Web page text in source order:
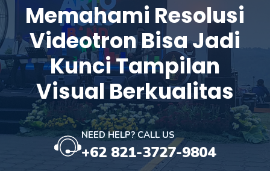
Memahami Resolusi
Videotron Bisa Jadi
Kunci Tampilan
Visual Berkualitas
NEED HELP? CALL US
+62 821-3727-9804